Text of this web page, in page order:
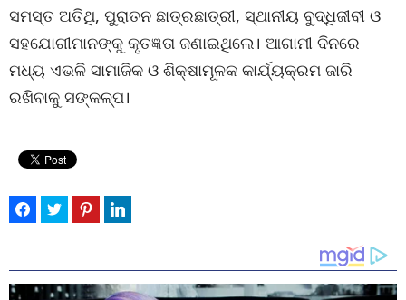
ସମସ୍ତ ଅତିଥି, ପୁରାତନ ଛାତ୍ରଛାତ୍ରୀ, ସ୍ଥାନୀୟ ବୁଦ୍ଧିଜୀବୀ ଓ
ସହଯୋଗୀମାନଙ୍କୁ କୃତଜ୍ଞତା ଜଣାଇଥିଲେ। ଆଗାମୀ ଦିନରେ
ମଧ୍ୟ ଏଭଳି ସାମାଜିକ ଓ ଶିକ୍ଷାମୂଳକ କାର୍ଯ୍ୟକ୍ରମ ଜାରି
ରଖିବାକୁ ସଙ୍କଳ୍ପ।